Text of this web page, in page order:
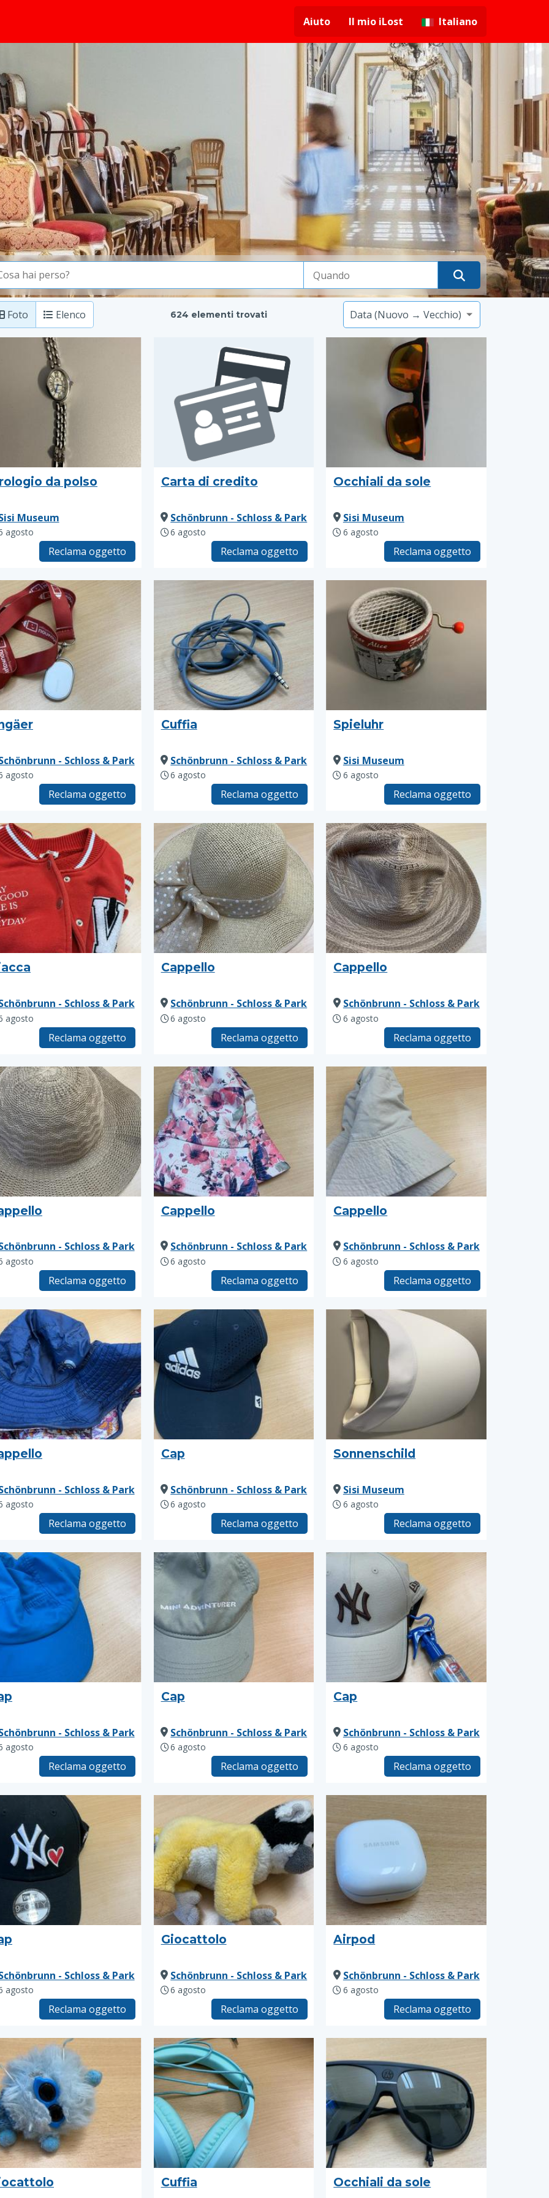
Aiuto
Il mio iLost Italiano
Foto Elenco 624 elementi trovati
da polso
Museum
agosto
Reclama oggetto
Carta di credito
Schönbrunn - Schloss & Park
6 agosto
Reclama oggetto
Occhiali da sole
Sisi Museum
6 agosto
Reclama oggetto
- Schloss & Park
agosto
Reclama oggetto
Cuffia
Schönbrunn - Schloss & Park
6 agosto
Reclama oggetto
Spieluhr
Sisi Museum
6 agosto
Reclama oggetto
- Schloss & Park
agosto
Reclama oggetto
Cappello
Schönbrunn - Schloss & Park
6 agosto
Reclama oggetto
Cappello
Schönbrunn - Schloss & Park
6 agosto
Reclama oggetto
- Schloss & Park
agosto
Reclama oggetto
Cappello
Schönbrunn - Schloss & Park
6 agosto
Reclama oggetto
Cappello
Schönbrunn - Schloss & Park
6 agosto
Reclama oggetto
- Schloss & Park
agosto
Reclama oggetto
Cap
Schönbrunn - Schloss & Park
6 agosto
Reclama oggetto
Sonnenschild
Sisi Museum
6 agosto
Reclama oggetto
- Schloss & Park
agosto
Reclama oggetto
Cap
Schönbrunn - Schloss & Park
6 agosto
Reclama oggetto
Cap
Schönbrunn - Schloss & Park
6 agosto
Reclama oggetto
- Schloss & Park
agosto
Reclama oggetto
Giocattolo
Schönbrunn - Schloss & Park
6 agosto
Reclama oggetto
Airpod
Schönbrunn - Schloss & Park
6 agosto
Reclama oggetto
Cuffia Occhiali da sole